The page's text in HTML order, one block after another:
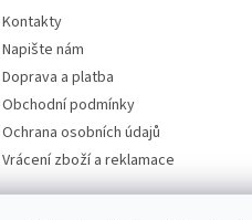
Kontakty
Napište nám
Doprava a platba
Obchodní podmínky
Ochrana osobních údajů
Vrácení zboží a reklamace